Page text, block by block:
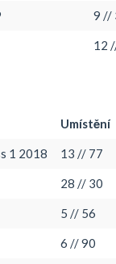
9 //
12
Umístění
1 2018 13 // 77
28 // 30
5 // 56
6 // 90